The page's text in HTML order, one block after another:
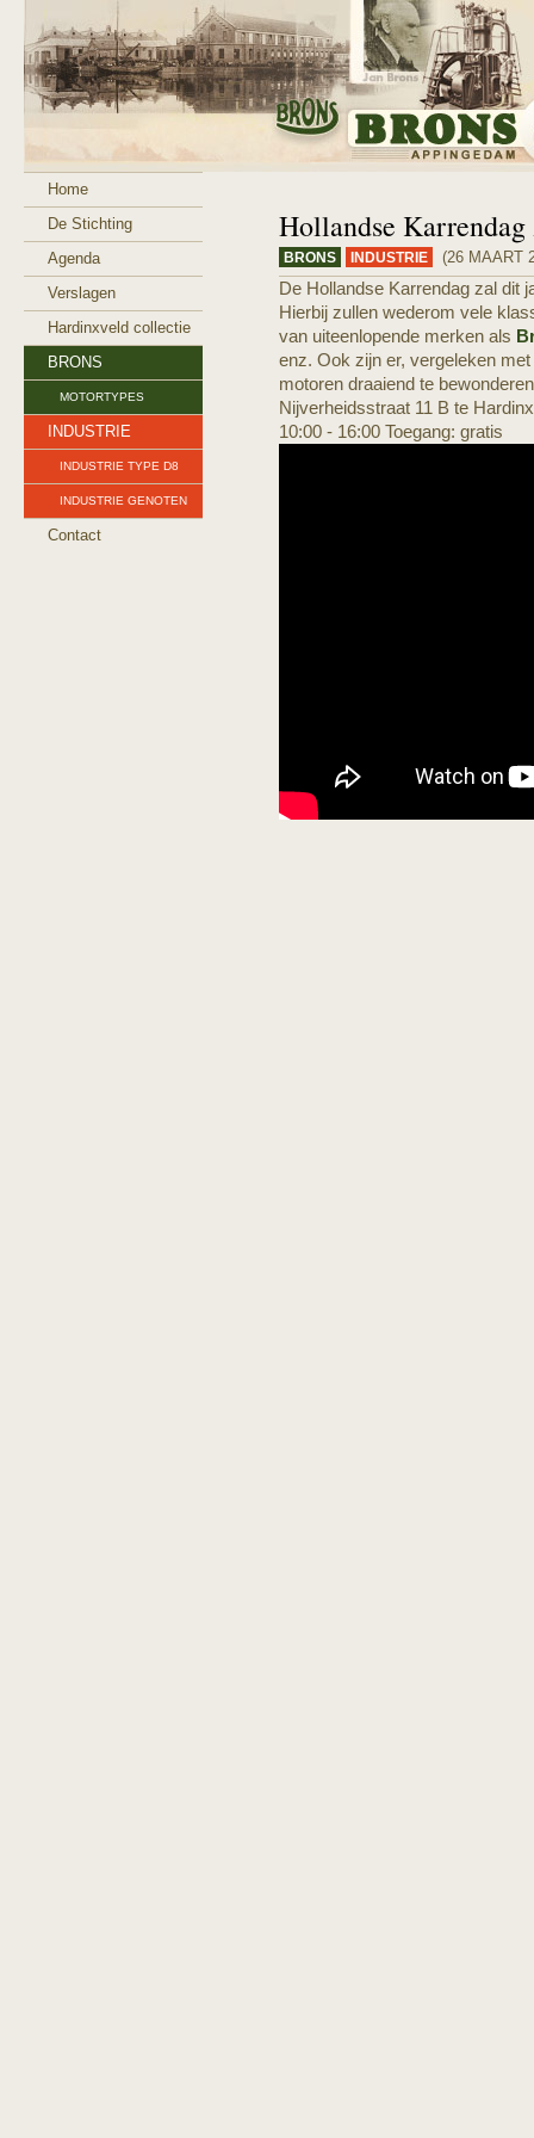
Hollandse
BRONS INDUSTRIE (26 MAART
De Hollandse Karrendag zal dit
Hierbij zullen wederom vele
van uiteenlopende merken als
enz. Ook zijn er, vergeleken
motoren draaiend te
Nijverheidsstraat 11 B te
10:00 - 16:00 Toegang: gratis
Home
De Stichting
Agenda
Verslagen
Hardinxveld collectie
BRONS
MOTORTYPES
INDUSTRIE
INDUSTRIE TYPE D8
INDUSTRIE GENOTEN
Contact